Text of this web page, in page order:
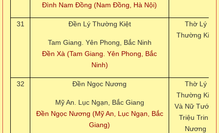
Đình Nam Đồng (Nam Đồng, Hà Nội)
31 Đền Lý Thường Kiệt
Tam Giang. Yên Phong, Bắc Ninh
Đền Xà (Tam Giang. Yên Phong, Bắc
Ninh)
Thờ Lý
Thường Kiệt
32 Đền Ngọc Nương
Mỹ An. Lục Ngạn, Bắc Giang
Đền Ngọc Nương (Mỹ An, Lục Ngạn, Bắc
Giang)
Thờ Lý
Thường Kiệt
Và Nữ Tướng
Triệu Trinh
Nương